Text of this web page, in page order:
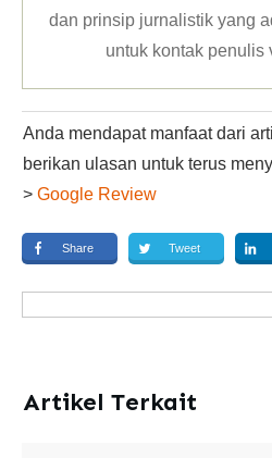
dan prinsip jurnalistik yang
untuk kontak penulis
Anda mendapat manfaat dari
berikan ulasan untuk terus
> Google Review
Share Tweet
Artikel Terkait